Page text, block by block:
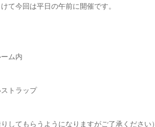
て今回は平日の午前に開催です。
ム内
トラップ
してもらうようになりますがご了承ください）